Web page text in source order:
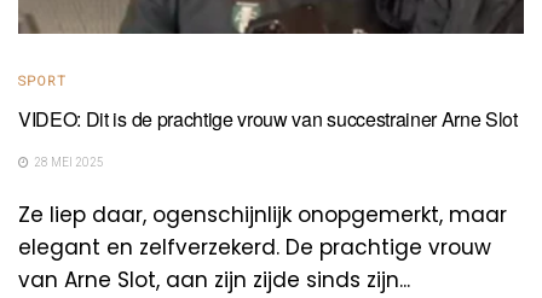
SPORT
VIDEO: Dit is de prachtige vrouw van succestrainer Arne Slot
28 MEI 2025
Ze liep daar, ogenschijnlijk onopgemerkt, maar
elegant en zelfverzekerd. De prachtige vrouw
van Arne Slot, aan zijn zijde sinds zijn...